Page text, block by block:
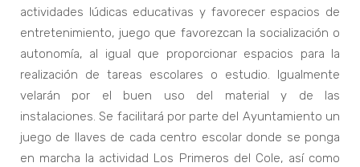
actividades lúdicas educativas y favorecer espacios de
entretenimiento, juego que favorezcan la socialización o
autonomía, al igual que proporcionar espacios para la
realización de tareas escolares o estudio. Igualmente
velarán por el buen uso del material y de las
instalaciones. Se facilitará por parte del Ayuntamiento un
juego de llaves de cada centro escolar donde se ponga
en marcha la actividad Los Primeros del Cole, así como